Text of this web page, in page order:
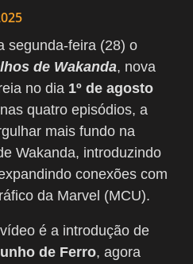
segunda-feira (28) o
de Wakanda, nova
no dia 1º de agosto
quatro episódios, a
mais fundo na
Wakanda, introduzindo
conexões com
da Marvel (MCU).
é a introdução de
de Ferro, agora